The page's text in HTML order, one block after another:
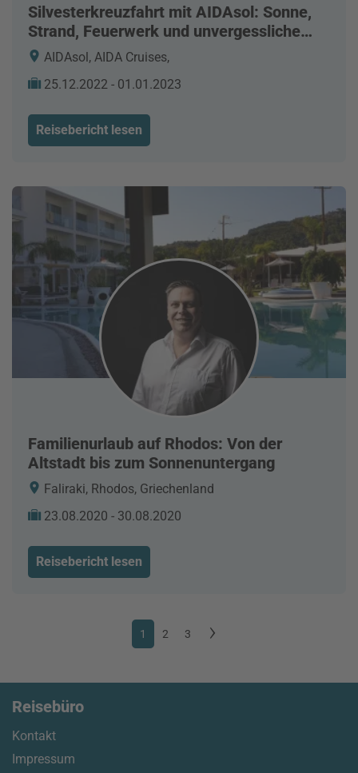
Silvesterkreuzfahrt mit AIDAsol: Sonne,
Strand, Feuerwerk und unvergessliche
Erlebnisse
AIDAsol, AIDA Cruises,
25.12.2022 - 01.01.2023
Reisebericht lesen
Familienurlaub auf Rhodos: Von der
Altstadt bis zum Sonnenuntergang
Faliraki, Rhodos, Griechenland
23.08.2020 - 30.08.2020
Reisebericht lesen
1 2 3
Reisebüro
Kontakt
Impressum